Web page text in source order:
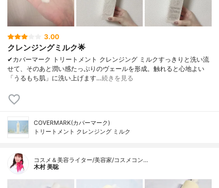
3.00
クレンジングミルク🌟
✔︎カバーマーク トリートメント クレンジング ミルクすっきりと洗い流
せて、そのあと潤い感たっぷりのヴェールを形成。触れると心地よい
「うるもち肌」に洗い上げます…続きを見る
COVERMARK(カバーマーク)
トリートメント クレンジング ミルク
コスメ＆美容ライター/美容家/コスメコン…
木村 美聡